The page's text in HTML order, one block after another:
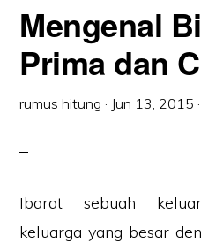
Excel
Mengenal
Prima dan
rumus hitung · Jun 13, 2015 ·
Ibarat sebuah
keluarga yang besar